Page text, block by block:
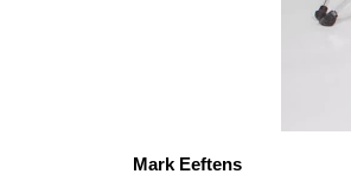
Mark Eeftens